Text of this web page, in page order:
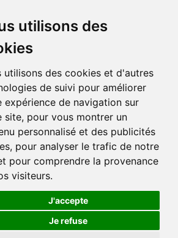
utilisons des
utilisons des cookies et d'autres
de suivi pour améliorer
expérience de navigation sur
site, pour vous montrer un
personnalisé et des publicités
pour analyser le trafic de notre
pour comprendre la provenance
visiteurs.
J'accepte
Je refuse
Mentions légales
Données personnelles
ligne
offre
le
Livraison / Point retrait
Commandez en ligne et
recevez votre commande
rapidement chez vous ou en
point retrait
Livraison chez vous ou en